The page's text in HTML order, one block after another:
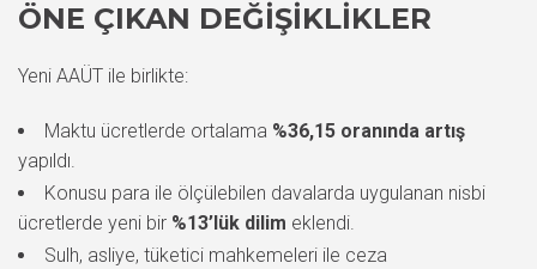
ÖNE ÇIKAN DEĞIŞIKLIKLER
Yeni AAÜT ile birlikte:
Maktu ücretlerde ortalama %36,15 oranında artış
yapıldı.
Konusu para ile ölçülebilen davalarda uygulanan nisbi
ücretlerde yeni bir %13’lük dilim eklendi.
Sulh, asliye, tüketici mahkemeleri ile ceza